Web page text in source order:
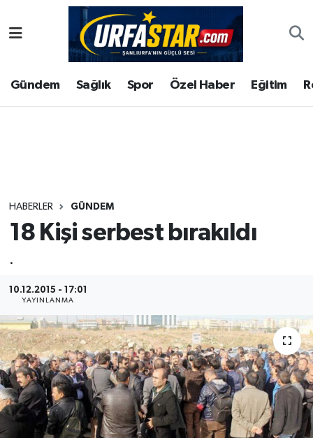
Gündem Sağlık Spor Özel Haber Eğitim
HABERLER GÜNDEM
18 Kişi serbest bırakıldı
.
10.12.2015 - 17:01
YAYINLANMA
ASAYİS
ÇEVRE
Gündem
Magazin
Şanlıurfa Nöbetçi Eczaneler
Şanlıurfa Hava Durumu
Tüm Manşetler
Haber Arşivi